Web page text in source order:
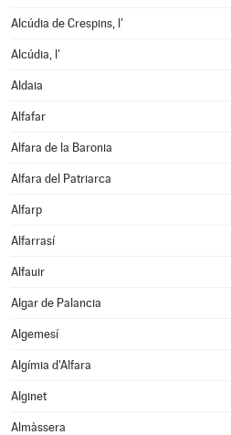
Alcúdia de Crespins, l'
Alcúdia, l'
Aldaia
Alfafar
Alfara de la Baronia
Alfara del Patriarca
Alfarp
Alfarrasí
Alfauir
Algar de Palancia
Algemesí
Algímia d'Alfara
Alginet
Almàssera